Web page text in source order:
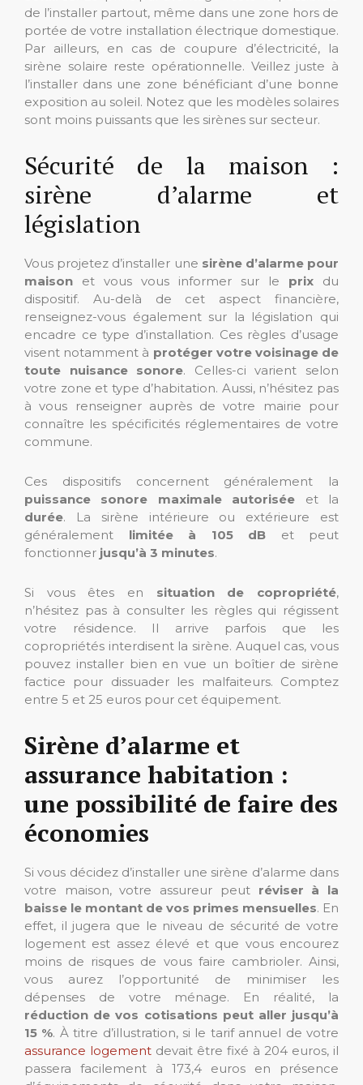
de l’installer partout, même dans une zone hors de
portée de votre installation électrique domestique.
Par ailleurs, en cas de coupure d’électricité, la
sirène solaire reste opérationnelle. Veillez juste à
l’installer dans une zone bénéficiant d’une bonne
exposition au soleil. Notez que les modèles solaires
sont moins puissants que les sirènes sur secteur.
Sécurité de la maison :
sirène d’alarme et
législation
Vous projetez d’installer une sirène d’alarme pour
maison et vous vous informer sur le prix du
dispositif. Au-delà de cet aspect financière,
renseignez-vous également sur la législation qui
encadre ce type d’installation. Ces règles d’usage
visent notamment à protéger votre voisinage de
toute nuisance sonore. Celles-ci varient selon
votre zone et type d’habitation. Aussi, n’hésitez pas
à vous renseigner auprès de votre mairie pour
connaître les spécificités réglementaires de votre
commune.
Ces dispositifs concernent généralement la
puissance sonore maximale autorisée et la
durée. La sirène intérieure ou extérieure est
généralement limitée à 105 dB et peut
fonctionner jusqu’à 3 minutes.
Si vous êtes en situation de copropriété,
n’hésitez pas à consulter les règles qui régissent
votre résidence. Il arrive parfois que les
copropriétés interdisent la sirène. Auquel cas, vous
pouvez installer bien en vue un boîtier de sirène
factice pour dissuader les malfaiteurs. Comptez
entre 5 et 25 euros pour cet équipement.
Sirène d’alarme et
assurance habitation :
une possibilité de faire des
économies
Si vous décidez d’installer une sirène d’alarme dans
votre maison, votre assureur peut réviser à la
baisse le montant de vos primes mensuelles. En
effet, il jugera que le niveau de sécurité de votre
logement est assez élevé et que vous encourez
moins de risques de vous faire cambrioler. Ainsi,
vous aurez l’opportunité de minimiser les
dépenses de votre ménage. En réalité, la
réduction de vos cotisations peut aller jusqu’à
15 %. À titre d’illustration, si le tarif annuel de votre
assurance logement devait être fixé à 204 euros, il
passera facilement à 173,4 euros en présence